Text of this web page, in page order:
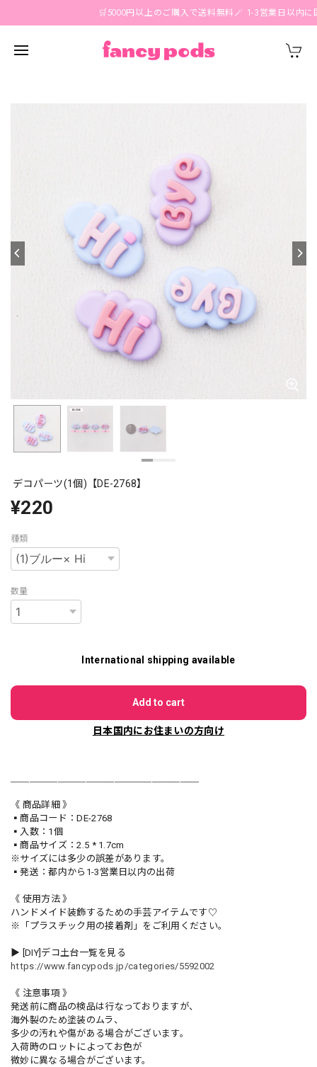
🛒5000円以上のご購入で送料無料🪄 1-3営業日以内に国
デコパーツ(1個)【DE-2768】
¥220
種類
数量
International shipping available
Add to cart
日本国内にお住まいの方向け
《 商品詳細 》
▪️商品コード：DE-2768
▪️入数：1個
▪️商品サイズ：2.5 * 1.7cm
※サイズには多少の誤差があります。
▪️発送：都内から1-3営業日以内の出荷
《 使用方法 》
ハンドメイド装飾するための手芸アイテムです♡
※「プラスチック用の接着剤」をご利用ください。
▶︎ [DIY]デコ土台一覧を見る
https://www.fancypods.jp/categories/5592002
《 注意事項 》
発送前に商品の検品は行なっておりますが、
海外製のため塗装のムラ、
多少の汚れや傷がある場合がございます。
入荷時のロットによってお色が
微妙に異なる場合がございます。